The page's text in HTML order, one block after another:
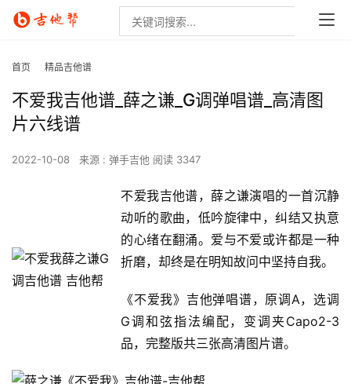
首页 精品吉他谱
不爱我吉他谱_薛之谦_G调弹唱谱_高清图
片六线谱
2022-10-08 来源 : 弹手吉他 阅读 3347
不爱我吉他谱，薛之谦演唱的一首沉静
动听的歌曲，低吟旋律中，纠结又执意
的心绪在翻涌。爱与不爱或许都是一种
折磨，却终是在明知故问中坚持自我。
《不爱我》吉他弹唱谱，原调A，选调
G调和弦指法编配，变调夹Capo2-3
品，完整版共三张高清图片谱。